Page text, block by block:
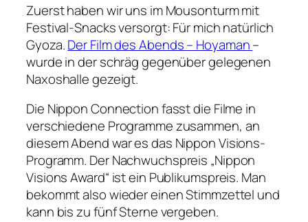
Zuerst haben wir uns im Mousonturm mit
Festival-Snacks versorgt: Für mich natürlich
Gyoza.Der Film des Abends – Hoyaman–
wurde in der schräg gegenüber gelegenen
Naxoshalle gezeigt.
Die Nippon Connection fasst die Filme in
verschiedene Programme zusammen, an
diesem Abend war es das Nippon Visions-
Programm. Der Nachwuchspreis „Nippon
Visions Award“ ist ein Publikumspreis. Man
bekommt also wieder einen Stimmzettel und
kann bis zu fünf Sterne vergeben.